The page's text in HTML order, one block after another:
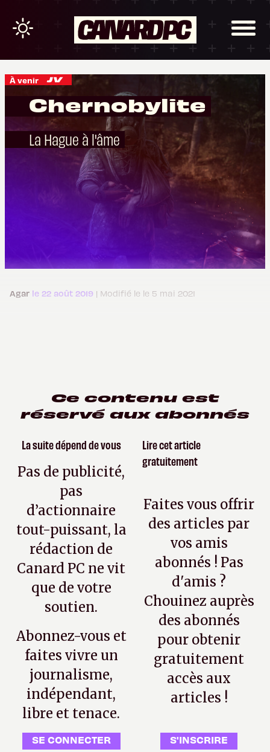
À venir
Chernobylite
La Hague à l'âme
Agar le 22 août 2019 | Modifié le le 5 mai 2021
Ce contenu est
réservé aux abonnés
La suite dépend de vous
Pas de publicité,
pas
d’actionnaire
tout-puissant, la
rédaction de
Canard PC ne vit
que de votre
soutien.
Abonnez-vous et
faites vivre un
journalisme,
indépendant,
libre et tenace.
SE CONNECTER
Lire cet article
gratuitement
Faites vous offrir
des articles par
vos amis
abonnés ! Pas
d'amis ?
Chouinez auprès
des abonnés
pour obtenir
gratuitement
accès aux
articles !
S'INSCRIRE